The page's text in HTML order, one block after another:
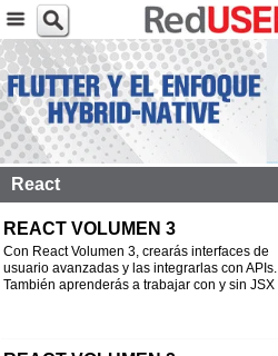
React
REACT VOLUMEN 3
Con React Volumen 3, crearás interfaces de
usuario avanzadas y las integrarlas con APIs.
También aprenderás a trabajar con y sin JSX